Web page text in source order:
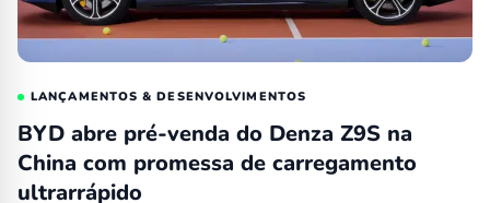
LANÇAMENTOS & DESENVOLVIMENTOS
BYD abre pré-venda do Denza Z9S na
China com promessa de carregamento
ultrarrápido